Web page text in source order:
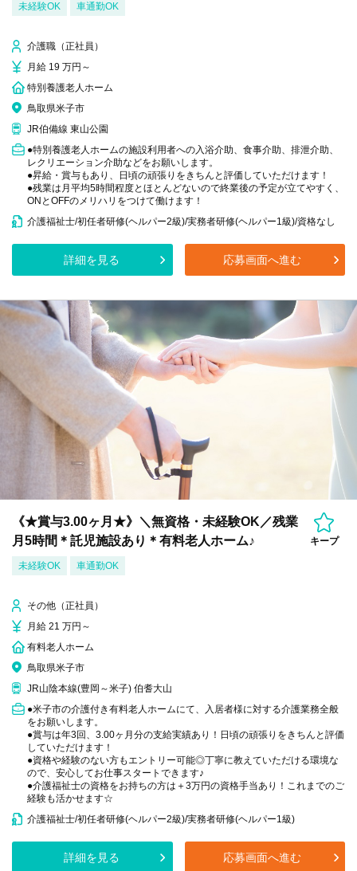
未経験OK 車通勤OK
介護職（正社員）
月給 19 万円～
特別養護老人ホーム
鳥取県米子市
JR伯備線 東山公園
●特別養護老人ホームの施設利用者への入浴介助、食事介助、排泄介助、
レクリエーション介助などをお願いします。
●昇給・賞与もあり、日頃の頑張りをきちんと評価していただけます！
●残業は月平均5時間程度とほとんどないので終業後の予定が立てやすく、
ONとOFFのメリハリをつけて働けます！
介護福祉士/初任者研修(ヘルパー2級)/実務者研修(ヘルパー1級)/資格なし
詳細を見る 応募画面へ進む
《★賞与3.00ヶ月★》＼無資格・未経験OK／残業
月5時間＊託児施設あり＊有料老人ホーム♪
キープ
未経験OK 車通勤OK
その他（正社員）
月給 21 万円～
有料老人ホーム
鳥取県米子市
JR山陰本線(豊岡～米子) 伯耆大山
●米子市の介護付き有料老人ホームにて、入居者様に対する介護業務全般
をお願いします。
●賞与は年3回、3.00ヶ月分の支給実績あり！日頃の頑張りをきちんと評価
していただけます！
●資格や経験のない方もエントリー可能◎丁寧に教えていただける環境な
ので、安心してお仕事スタートできます♪
●介護福祉士の資格をお持ちの方は＋3万円の資格手当あり！これまでのご
経験も活かせます☆
介護福祉士/初任者研修(ヘルパー2級)/実務者研修(ヘルパー1級)
詳細を見る 応募画面へ進む